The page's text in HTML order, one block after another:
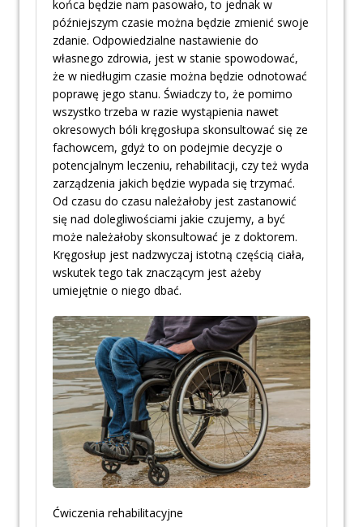
końca będzie nam pasowało, to jednak w
późniejszym czasie można będzie zmienić swoje
zdanie. Odpowiedzialne nastawienie do
własnego zdrowia, jest w stanie spowodować,
że w niedługim czasie można będzie odnotować
poprawę jego stanu. Świadczy to, że pomimo
wszystko trzeba w razie wystąpienia nawet
okresowych bóli kręgosłupa skonsultować się ze
fachowcem, gdyż to on podejmie decyzje o
potencjalnym leczeniu, rehabilitacji, czy też wyda
zarządzenia jakich będzie wypada się trzymać.
Od czasu do czasu należałoby jest zastanowić
się nad dolegliwościami jakie czujemy, a być
może należałoby skonsultować je z doktorem.
Kręgosłup jest nadzwyczaj istotną częścią ciała,
wskutek tego tak znaczącym jest ażeby
umiejętnie o niego dbać.
Ćwiczenia rehabilitacyjne